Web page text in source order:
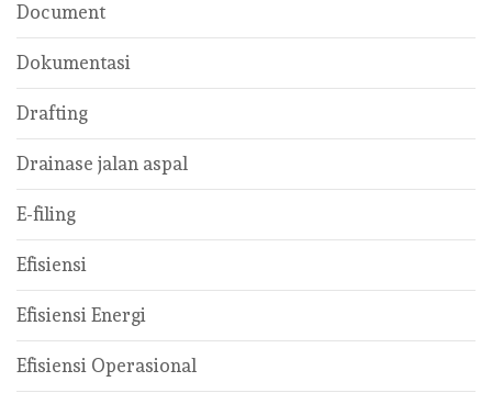
Document
Dokumentasi
Drafting
Drainase jalan aspal
E-filing
Efisiensi
Efisiensi Energi
Efisiensi Operasional